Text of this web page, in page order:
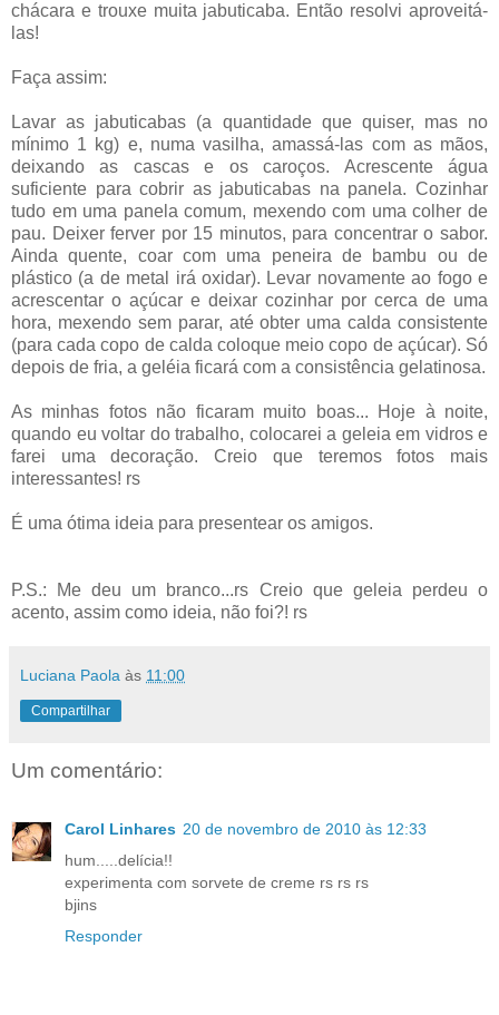
chácara e trouxe muita jabuticaba. Então resolvi aproveitá-
las!
Faça assim:
Lavar as jabuticabas (a quantidade que quiser, mas no
mínimo 1 kg) e, numa vasilha, amassá-las com as mãos,
deixando as cascas e os caroços. Acrescente água
suficiente para cobrir as jabuticabas na panela. Cozinhar
tudo em uma panela comum, mexendo com uma colher de
pau. Deixer ferver por 15 minutos, para concentrar o sabor.
Ainda quente, coar com uma peneira de bambu ou de
plástico (a de metal irá oxidar). Levar novamente ao fogo e
acrescentar o açúcar e deixar cozinhar por cerca de uma
hora, mexendo sem parar, até obter uma calda consistente
(para cada copo de calda coloque meio copo de açúcar). Só
depois de fria, a geléia ficará com a consistência gelatinosa.
As minhas fotos não ficaram muito boas... Hoje à noite,
quando eu voltar do trabalho, colocarei a geleia em vidros e
farei uma decoração. Creio que teremos fotos mais
interessantes! rs
É uma ótima ideia para presentear os amigos.
P.S.: Me deu um branco...rs Creio que geleia perdeu o
acento, assim como ideia, não foi?! rs
Luciana Paola às 11:00
Compartilhar
Um comentário:
Carol Linhares 20 de novembro de 2010 às 12:33
hum.....delícia!!
experimenta com sorvete de creme rs rs rs
bjins
Responder